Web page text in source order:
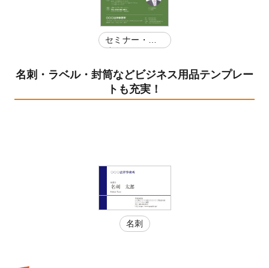
セミナー・講
演会
名刺・ラベル・封筒などビジネス用品テンプレー
トも充実！
名刺